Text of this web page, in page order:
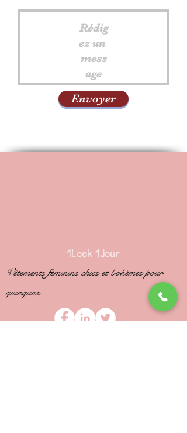
Envoyer
1Look 1Jour
Vêtements féminins chics et bohèmes pour
quinquas